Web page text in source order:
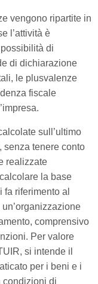
vengono ripartite in
l’attività è
di
di dichiarazione
le plusvalenze
fiscale
sull’ultimo
senza tenere conto
realizzate
la base
riferimento al
comprensivo
Per valore
si intende il
per i beni e i
condizioni di